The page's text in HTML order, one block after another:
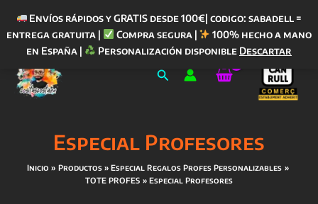
Envíos rápidos y GRATIS desde 100€| codigo: sabadell =
entrega gratuita |
Compra segura |
100% hecho a mano
en España |
Personalización disponible Descartar
contenido
Buscar
Especial Profesores
Inicio Productos
Especial Regalos Profes Personalizables
TOTE PROFES
Especial Profesores